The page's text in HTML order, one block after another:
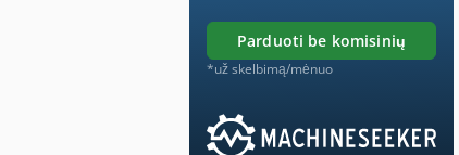
parduoti be komisinių
*už skelbimą/mėnuo